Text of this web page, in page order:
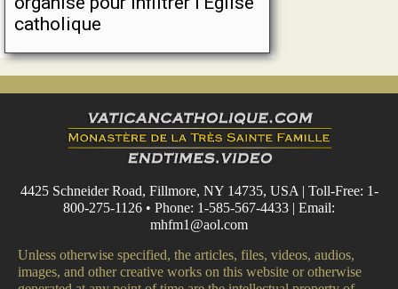
catholique
4425 Schneider Road, Fillmore, NY 14735, USA | Toll-Free: 1-
800-275-1126 • Phone: 1-585-567-4433 | Email:
mhfm1@aol.com
Unless otherwise specified, the articles, files, videos, audios,
images, and other creative works on this website or otherwise